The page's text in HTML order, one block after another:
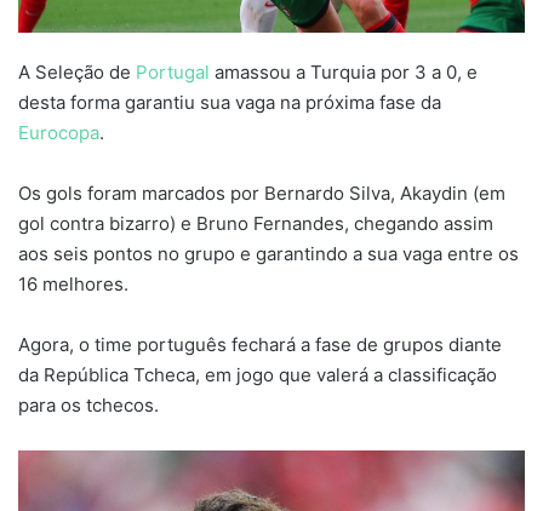
A Seleção de Portugal amassou a Turquia por 3 a 0, e
desta forma garantiu sua vaga na próxima fase da
Eurocopa.
Os gols foram marcados por Bernardo Silva, Akaydin (em
gol contra bizarro) e Bruno Fernandes, chegando assim
aos seis pontos no grupo e garantindo a sua vaga entre os
16 melhores.
Agora, o time português fechará a fase de grupos diante
da República Tcheca, em jogo que valerá a classificação
para os tchecos.